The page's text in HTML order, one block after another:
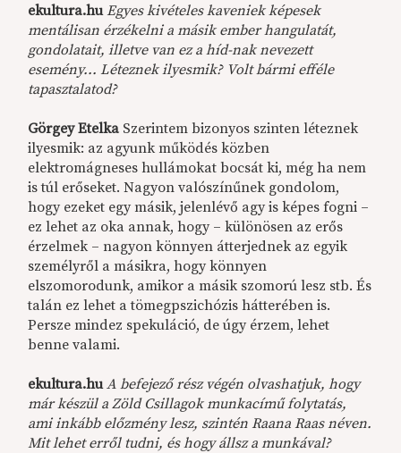
ekultura.hu Egyes kivételes kaveniek képesek
mentálisan érzékelni a másik ember hangulatát,
gondolatait, illetve van ez a híd-nak nevezett
esemény... Léteznek ilyesmik? Volt bármi efféle
tapasztalatod?
Görgey Etelka Szerintem bizonyos szinten léteznek
ilyesmik: az agyunk működés közben
elektromágneses hullámokat bocsát ki, még ha nem
is túl erőseket. Nagyon valószínűnek gondolom,
hogy ezeket egy másik, jelenlévő agy is képes fogni –
ez lehet az oka annak, hogy – különösen az erős
érzelmek – nagyon könnyen átterjednek az egyik
személyről a másikra, hogy könnyen
elszomorodunk, amikor a másik szomorú lesz stb. És
talán ez lehet a tömegpszichózis hátterében is.
Persze mindez spekuláció, de úgy érzem, lehet
benne valami.
ekultura.hu A befejező rész végén olvashatjuk, hogy
már készül a Zöld Csillagok munkacímű folytatás,
ami inkább előzmény lesz, szintén Raana Raas néven.
Mit lehet erről tudni, és hogy állsz a munkával?